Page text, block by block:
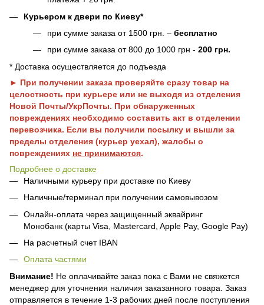
Курьером к двери по Киеву*
при сумме заказа от 1500 грн. – бесплатно
при сумме заказа от 800 до 1000 грн - 200 грн.
* Доставка осуществляется до подъезда
► При получении заказа проверяйте сразу товар на
целостность при курьере или не выходя из отделения
Новой Почты/УкрПочты. При обнаруженных
повреждениях необходимо составить акт в отделении
перевозчика. Если вы получили посылку и вышли за
пределы отделения (курьер уехал), жалобы о
повреждениях не принимаются.
Подробнее о доставке
Наличными курьеру при доставке по Киеву
Наличные/терминал при получении самовывозом
Онлайн-оплата через защищенный эквайринг
Монобанк (карты Visa, Mastercard, Apple Pay, Google Pay)
На расчетный счет IBAN
Оплата частями
Внимание! Не оплачивайте заказ пока с Вами не свяжется
менеджер для уточнения наличия заказанного товара. Заказ
отправляется в течение 1-3 рабочих дней после поступления